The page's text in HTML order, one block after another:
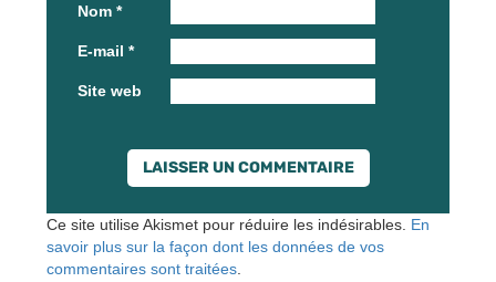
Nom *
E-mail *
Site web
Ce site utilise Akismet pour réduire les indésirables. En
savoir plus sur la façon dont les données de vos
commentaires sont traitées